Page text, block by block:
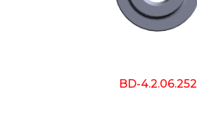
BD-4.2.06.252